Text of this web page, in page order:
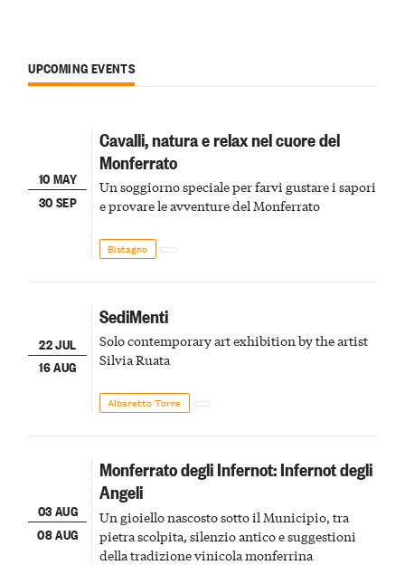
UPCOMING EVENTS
10 MAY
30 SEP
Cavalli, natura e relax nel cuore del
Monferrato
Un soggiorno speciale per farvi gustare i sapori
e provare le avventure del Monferrato
Bistagno
22 JUL
16 AUG
SediMenti
Solo contemporary art exhibition by the artist
Silvia Ruata
Albaretto Torre
03 AUG
08 AUG
Monferrato degli Infernot: Infernot degli
Angeli
Un gioiello nascosto sotto il Municipio, tra
pietra scolpita, silenzio antico e suggestioni
della tradizione vinicola monferrina